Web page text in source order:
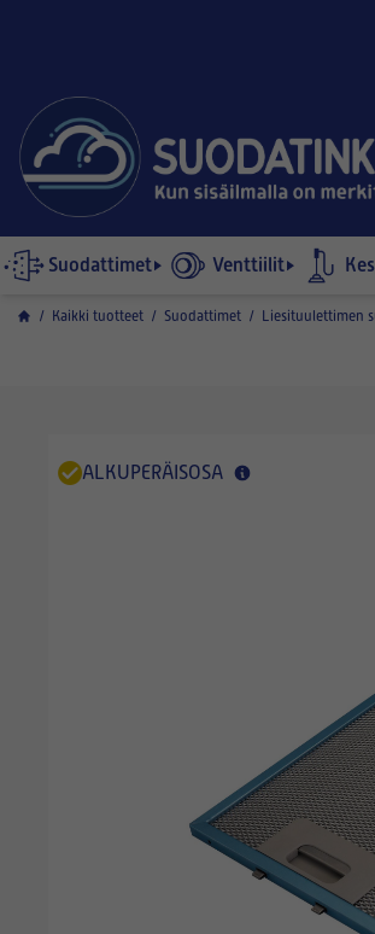
Suodattimet Venttiilit
/ Kaikki tuotteet / Suodattimet / Liesituulettimen
ALKUPERÄISOSA